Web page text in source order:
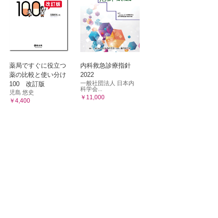
薬局ですぐに役立つ
薬の比較と使い分け
100 改訂版
児島 悠史
￥4,400
内科救急診療指針
2022
一般社団法人 日本内
科学会...
￥11,000